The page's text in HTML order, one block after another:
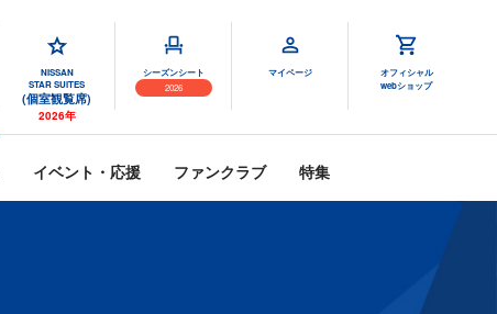
NISSAN
STAR SUITES
(個室観覧席)
2026年
シーズンシート
2026
マイページ
オフィシャル
webショップ
イベント・応援 ファンクラブ 特集